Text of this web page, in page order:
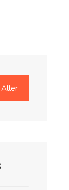
Aller